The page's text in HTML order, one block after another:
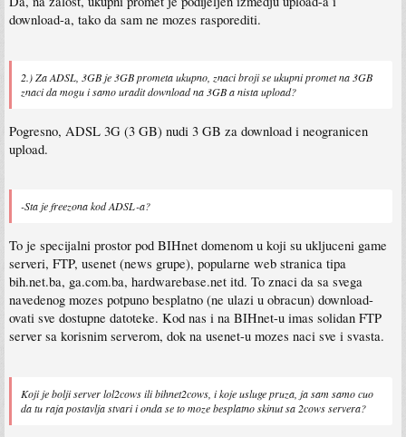
download-a, tako da sam ne mozes rasporediti.
2.) Za ADSL, 3GB je 3GB prometa ukupno, znaci broji se ukupni promet na 3GB
znaci da mogu i samo uradit download na 3GB a nista upload?
Pogresno, ADSL 3G (3 GB) nudi 3 GB za download i neogranicen
upload.
-Sta je freezona kod ADSL-a?
To je specijalni prostor pod BIHnet domenom u koji su ukljuceni game
serveri, FTP, usenet (news grupe), popularne web stranica tipa
bih.net.ba, ga.com.ba, hardwarebase.net itd. To znaci da sa svega
navedenog mozes potpuno besplatno (ne ulazi u obracun) download-
ovati sve dostupne datoteke. Kod nas i na BIHnet-u imas solidan FTP
server sa korisnim serverom, dok na usenet-u mozes naci sve i svasta.
Koji je bolji server lol2cows ili bihnet2cows, i koje usluge pruza, ja sam samo cuo
da tu raja postavlja stvari i onda se to moze besplatno skinut sa 2cows servera?